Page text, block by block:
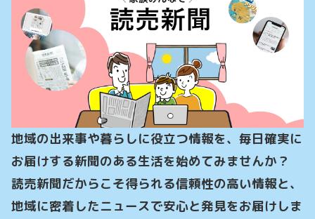
地域の出来事や暮らしに役立つ情報を、毎日確実に
お届けする新聞のある生活を始めてみませんか？
読売新聞だからこそ得られる信頼性の高い情報と、
地域に密着したニュースで安心と発見をお届けしま